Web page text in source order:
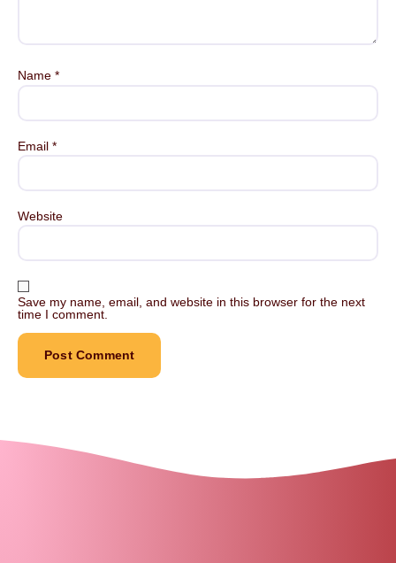
Name *
Email *
Website
Save my name, email, and website in this browser for the next
time I comment.